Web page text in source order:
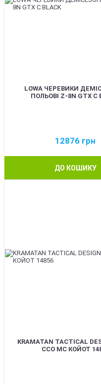
LOWA ЧЕРЕВИКИ
ПОЛЬОВІ Z-8N GTX C
12876 грн
ДО КОШИКУ
KRAMATAN TACTICAL
ССО МС КОЙОТ